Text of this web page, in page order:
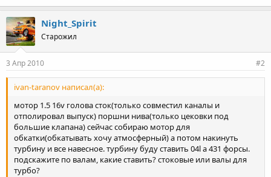
Night_Spirit
Старожил
3 Апр 2010 #2
ivan-taranov написал(а):
мотор 1.5 16v голова сток(только совместил каналы и
отполировал выпуск) поршни нива(только цековки под
большие клапана) сейчас собираю мотор для
обкатки(обкатывать хочу атмосферный) а потом накинуть
турбину и все навесное. турбину буду ставить 04l а 431 форсы.
подскажите по валам, какие ставить? стоковые или валы для
турбо?